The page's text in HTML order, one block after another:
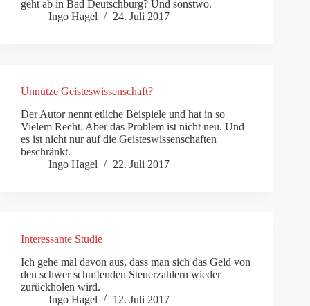
geht ab in Bad Deutschburg? Und sonstwo.
Ingo Hagel
24. Juli 2017
Unnütze Geisteswissenschaft?
Der Autor nennt etliche Beispiele und hat in so
Vielem Recht. Aber das Problem ist nicht neu. Und
es ist nicht nur auf die Geisteswissenschaften
beschränkt.
Ingo Hagel
22. Juli 2017
Interessante Studie
Ich gehe mal davon aus, dass man sich das Geld von
den schwer schuftenden Steuerzahlern wieder
zurückholen wird.
Ingo Hagel
12. Juli 2017